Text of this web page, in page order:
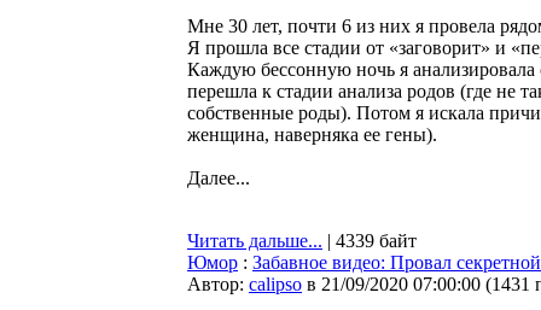
Мне 30 лет, почти 6 из них я провела
Я прошла все стадии от «заговорит» и
Каждую бессонную ночь я
перешла к стадии анализа родов (где не
собственные роды). Потом я искала
женщина, наверняка ее гены).
Далее...
Читать дальше... | 4339 байт
Юмор : Забавное видео: Провал
Автор: calipso в 21/09/2020 07:00:00 (1431